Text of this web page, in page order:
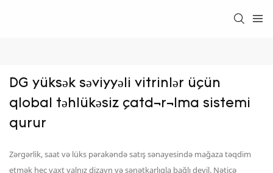
DG yüksək səviyyəli vitrinlər üçün
qlobal təhlükəsiz çatdırılma sistemi
qurur
Zərgərlik, saat və lüks pərakəndə satış sənayesində mağaza təqdim
etmək heç vaxt yalnız dizayn və sənətkarlıqla bağlı deyil. Nəticə